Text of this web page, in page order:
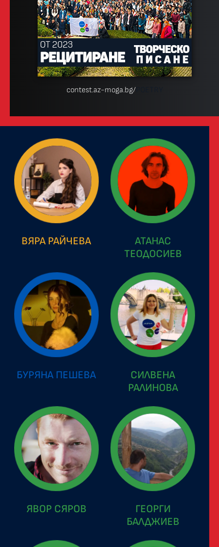
contest.az-moga.bg/POETRY
ВЯРА РАЙЧЕВА
АТАНАС
ТЕОДОСИЕВ
БУРЯНА ПЕШЕВА
СИЛВЕНА
РАЛИНОВА
ЯВОР СЯРОВ
ГЕОРГИ
БАЛДЖИЕВ